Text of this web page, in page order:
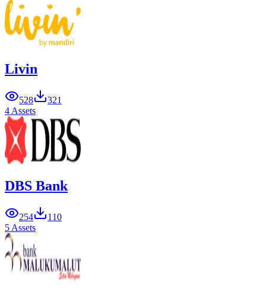
Livin
528
321
4 Assets
DBS Bank
254
110
5 Assets